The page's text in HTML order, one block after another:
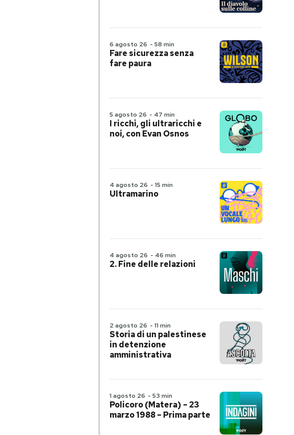
6 agosto 26 - 58 min
Fare sicurezza senza
fare paura
5 agosto 26 - 47 min
I ricchi, gli ultraricchi e
noi, con Evan Osnos
4 agosto 26 - 15 min
Ultramarino
4 agosto 26 - 46 min
2. Fine delle relazioni
2 agosto 26 - 11 min
Storia di un palestinese
in detenzione
amministrativa
1 agosto 26 - 53 min
Policoro (Matera) – 23
marzo 1988 – Prima parte